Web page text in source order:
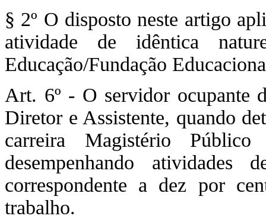
§ 2º O disposto neste artigo
atividade de idêntica
Educação/Fundação
Art. 6º - O servidor ocupante
Diretor e Assistente, quando
carreira Magistério
desempenhando
correspondente a dez por
trabalho.